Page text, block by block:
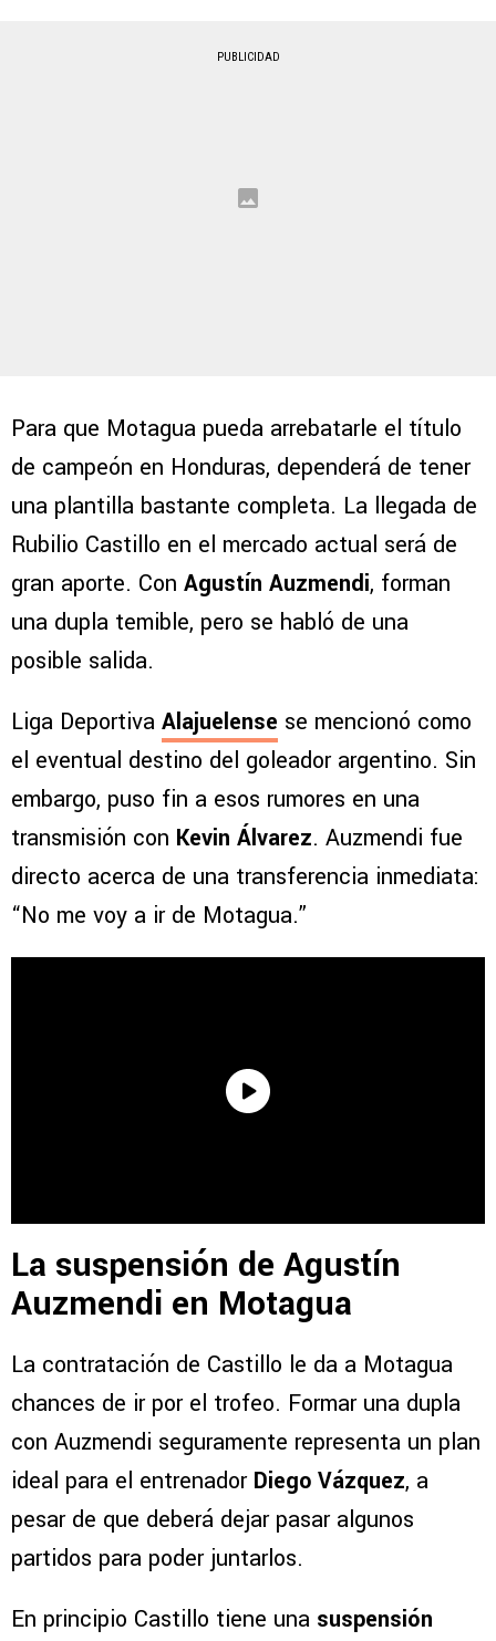
PUBLICIDAD
Para que Motagua pueda arrebatarle el título
de campeón en Honduras, dependerá de tener
una plantilla bastante completa. La llegada de
Rubilio Castillo en el mercado actual será de
gran aporte. Con Agustín Auzmendi, forman
una dupla temible, pero se habló de una
posible salida.
Liga Deportiva Alajuelense se mencionó como
el eventual destino del goleador argentino. Sin
embargo, puso fin a esos rumores en una
transmisión con Kevin Álvarez. Auzmendi fue
directo acerca de una transferencia inmediata:
“No me voy a ir de Motagua.”
La suspensión de Agustín
Auzmendi en Motagua
La contratación de Castillo le da a Motagua
chances de ir por el trofeo. Formar una dupla
con Auzmendi seguramente representa un plan
ideal para el entrenadorDiego Vázquez, a
pesar de que deberá dejar pasar algunos
partidos para poder juntarlos.
En principio Castillo tiene una suspensión